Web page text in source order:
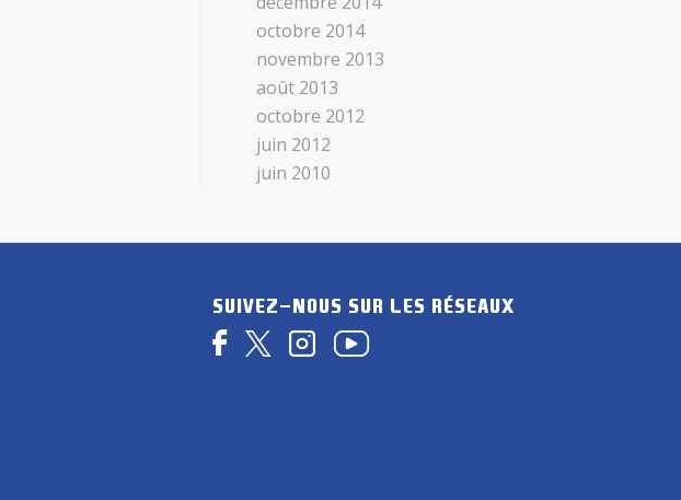
octobre 2014
novembre 2013
août 2013
octobre 2012
juin 2012
juin 2010
SUIVEZ-NOUS SUR LES RÉSEAUX